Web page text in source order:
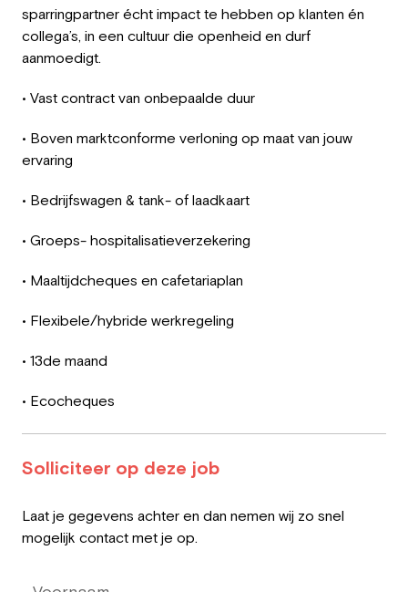
sparringpartner écht impact te hebben op klanten én
collega’s, in een cultuur die openheid en durf
aanmoedigt.
• Vast contract van onbepaalde duur
• Boven marktconforme verloning op maat van jouw
ervaring
• Bedrijfswagen & tank- of laadkaart
• Groeps- hospitalisatieverzekering
• Maaltijdcheques en cafetariaplan
• Flexibele/hybride werkregeling
• 13de maand
• Ecocheques
Solliciteer op deze job
field
Laat je gegevens achter en dan nemen wij zo snel
mogelijk contact met je op.